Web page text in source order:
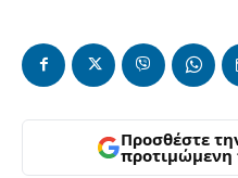
Προσθέστε
προτιμώμενη